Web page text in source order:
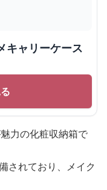
キャリーケース
力の化粧収納箱で
されており、メイク